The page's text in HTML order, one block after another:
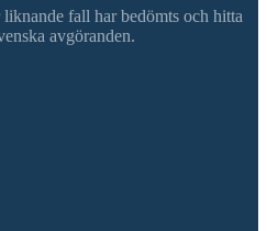
fall har bedömts och hitta
avgöranden.